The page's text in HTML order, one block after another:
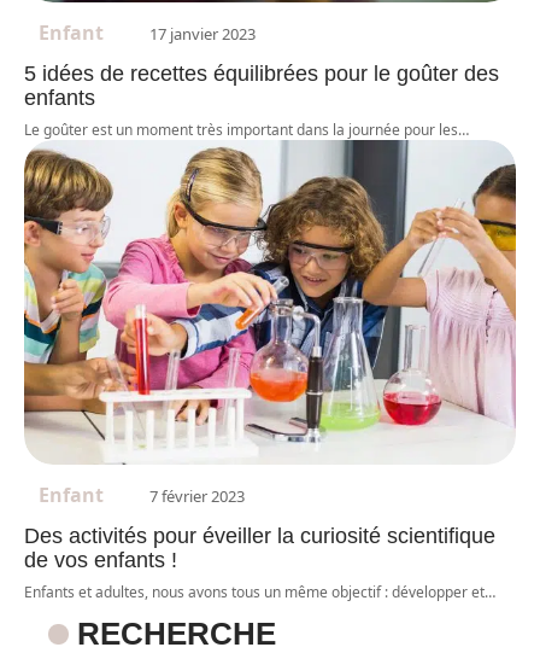
Enfant 17 janvier 2023
5 idées de recettes équilibrées pour le goûter des
enfants
Le goûter est un moment très important dans la journée pour les…
Enfant 7 février 2023
Des activités pour éveiller la curiosité scientifique
de vos enfants !
Enfants et adultes, nous avons tous un même objectif : développer et…
RECHERCHE